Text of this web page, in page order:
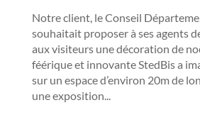
Notre client, le Conseil
souhaitait proposer à ses agents
aux visiteurs une décoration de
féérique et innovante StedBis a
sur un espace d’environ 20m de
une exposition...